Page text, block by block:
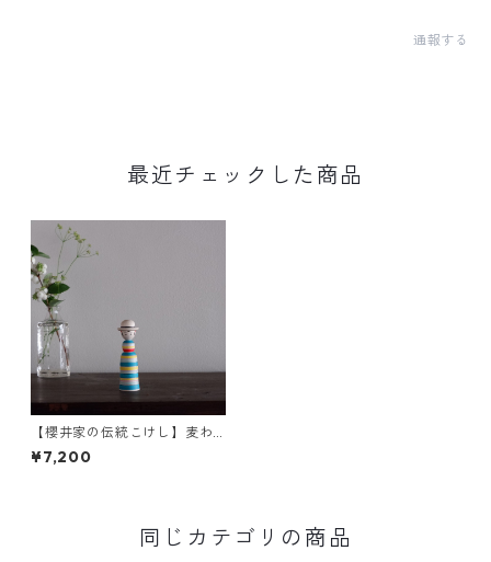
通報する
最近チェックした商品
【櫻井家の伝統こけし】麦わ
ら帽子a-6〈アオハダ〉
¥7,200
同じカテゴリの商品